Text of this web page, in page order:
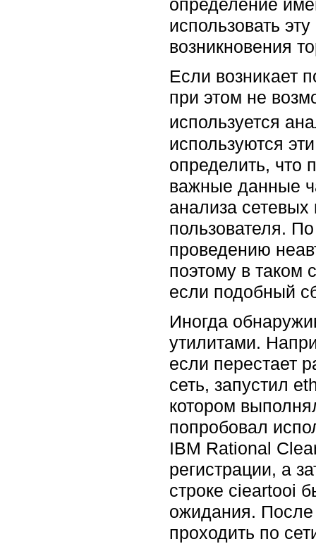
определение
использовать
возникновения
Если возникает
при этом не
используется
используются
определить, что
важные данные
анализа
пользователя.
проведению
поэтому в таком
если подобный
Иногда
утилитами.
если перестает
сеть, запустил
котором
попробовал
IBM Rational
регистрации, а
строке cieartooi
ожидания. После
проходить по